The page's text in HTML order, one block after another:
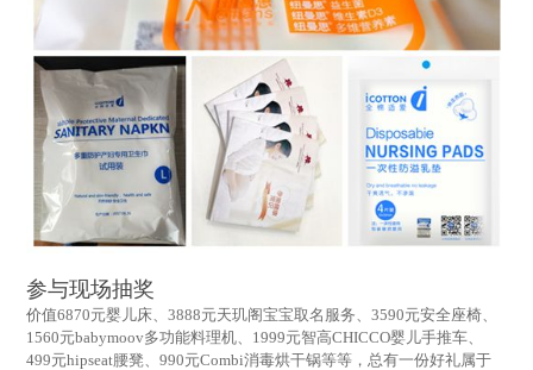
参与现场抽奖
价值6870元婴儿床、3888元天玑阁宝宝取名服务、3590元安全座椅、
1560元babymoov多功能料理机、1999元智高CHICCO婴儿手推车、
499元hipseat腰凳、990元Combi消毒烘干锅等等，总有一份好礼属于